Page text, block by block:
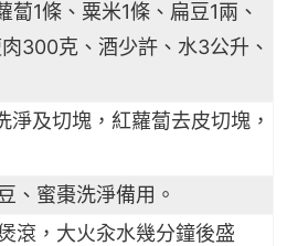
蔔1條、粟米1條、扁豆1兩、
300克、酒少許、水3公升、
淨及切塊，紅蘿蔔去皮切塊，
、蜜棗洗淨備用。
滾，大火汆水幾分鐘後盛